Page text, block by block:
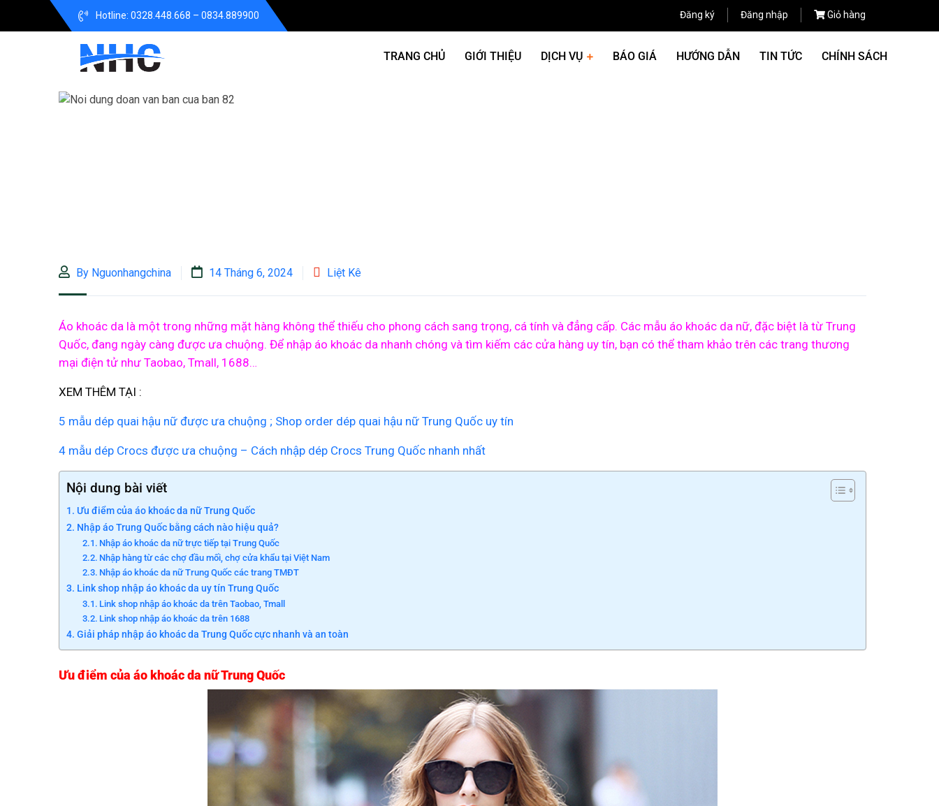
Hotline: 0328.448.668 – 0834.889900 Đăng ký Đăng nhập Giỏ hàng
TRANG CHỦ GIỚI THIỆU DỊCH VỤ BÁO GIÁ HƯỚNG DẪN TIN TỨC CHÍNH SÁCH
By Nguonhangchina 14 Tháng 6, 2024 Liệt Kê
Áo khoác da là một trong những mặt hàng không thể thiếu cho phong cách sang trọng, cá tính và đẳng cấp. Các mẫu áo khoác da nữ, đặc biệt là từ Trung
Quốc, đang ngày càng được ưa chuộng. Để nhập áo khoác da nhanh chóng và tìm kiếm các cửa hàng uy tín, bạn có thể tham khảo trên các trang thương
mại điện tử như Taobao, Tmall, 1688…
XEM THÊM TẠI :
5 mẫu dép quai hậu nữ được ưa chuộng ; Shop order dép quai hậu nữ Trung Quốc uy tín
4 mẫu dép Crocs được ưa chuộng – Cách nhập dép Crocs Trung Quốc nhanh nhất
Nội dung bài viết
Ưu điểm của áo khoác da nữ Trung Quốc
Nhập áo Trung Quốc bằng cách nào hiệu quả?
Nhập áo khoác da nữ trực tiếp tại Trung Quốc
Nhập hàng từ các chợ đầu mối, chợ cửa khẩu tại Việt Nam
Nhập áo khoác da nữ Trung Quốc các trang TMĐT
Link shop nhập áo khoác da uy tín Trung Quốc
Link shop nhập áo khoác da trên Taobao, Tmall
Link shop nhập áo khoác da trên 1688
Giải pháp nhập áo khoác da Trung Quốc cực nhanh và an toàn
Ưu điểm của áo khoác da nữ Trung Quốc